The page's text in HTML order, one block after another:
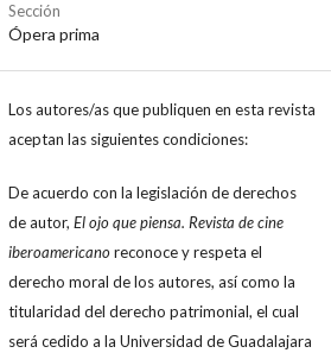
Sección
Ópera prima
Los autores/as que publiquen en esta revista
aceptan las siguientes condiciones:
De acuerdo con la legislación de derechos
de autor, El ojo que piensa. Revista de cine
iberoamericanoreconoce y respeta el
derecho moral de los autores, así como la
titularidad del derecho patrimonial, el cual
será cedido a la Universidad de Guadalajara